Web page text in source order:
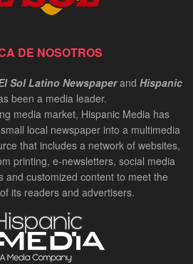
DE NOSOTROS
Sol Latino Newspaperand Hispanic
been a media leader.
media market, Hispanic Media has
local newspaper into a multimedia
that includes a network of websites,
printing, e-newsletters, social media
and customized content to meet the
its readers and advertisers.